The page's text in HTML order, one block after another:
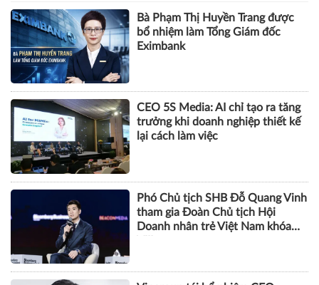
trước khi nhận bằng
NHÂN VẬT
Bà Phạm Thị Huyền Trang được
bổ nhiệm làm Tổng Giám đốc
Eximbank
CEO 5S Media: AI chỉ tạo ra tăng
trưởng khi doanh nghiệp thiết kế
lại cách làm việc